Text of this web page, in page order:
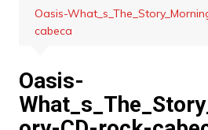
Oasis-
cabeca
Oasis-